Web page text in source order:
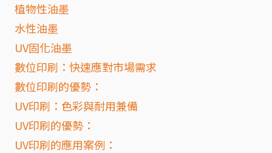
植物性油墨
水性油墨
UV固化油墨
數位印刷：快速應對市場需求
數位印刷的優勢：
UV印刷：色彩與耐用兼備
UV印刷的優勢：
UV印刷的應用案例：